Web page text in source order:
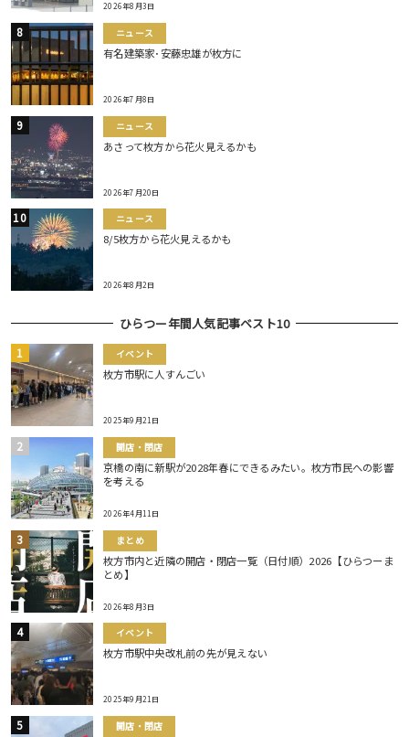
2026年8月3日
ニュース
有名建築家･安藤忠雄が枚方に
2026年7月8日
ニュース
あさって枚方から花火見えるかも
2026年7月20日
ニュース
8/5枚方から花火見えるかも
2026年8月2日
ひらつー年間人気記事ベスト10
イベント
枚方市駅に人すんごい
2025年9月21日
開店・閉店
京橋の南に新駅が2028年春にできるみたい。枚方市民への影響
を考える
2026年4月11日
まとめ
枚方市内と近隣の開店・閉店一覧（日付順）2026【ひらつーま
とめ】
2026年8月3日
イベント
枚方市駅中央改札前の先が見えない
2025年9月21日
開店・閉店